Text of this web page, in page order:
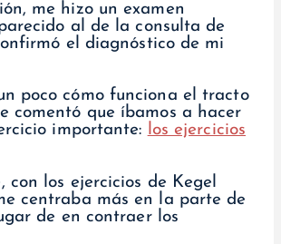
me hizo un examen
al de la consulta de
el diagnóstico de mi
poco cómo funciona el tracto
comentó que íbamos a hacer
importante: los ejercicios
con los ejercicios de Kegel
centraba más en la parte de
de en contraer los